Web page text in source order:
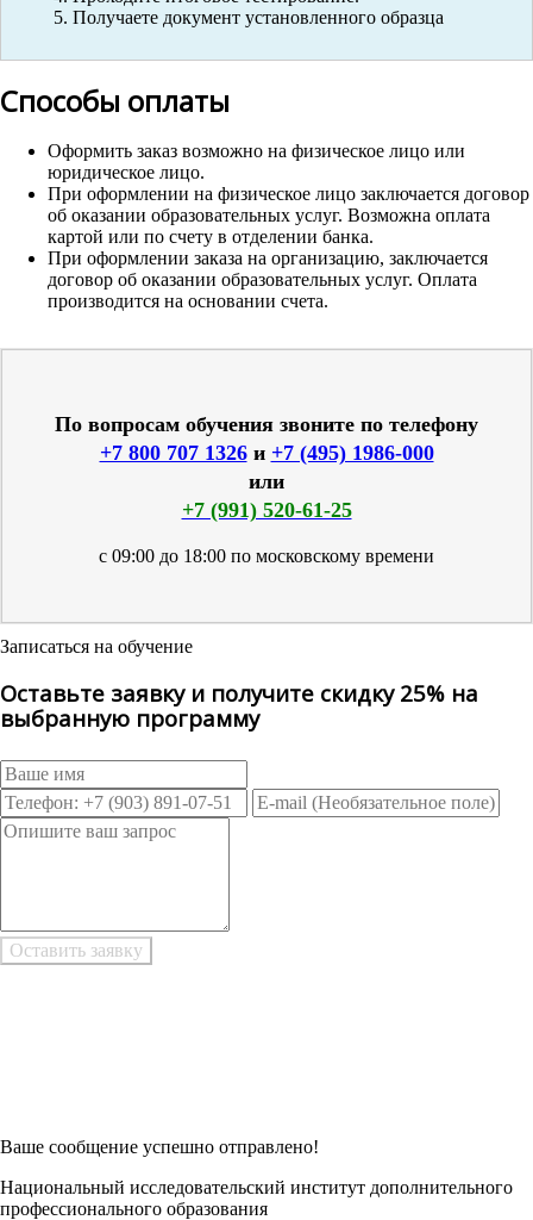
Получаете документ установленного образца
Способы оплаты
Оформить заказ возможно на физическое лицо или
юридическое лицо.
При оформлении на физическое лицо заключается договор
об оказании образовательных услуг. Возможна оплата
картой или по счету в отделении банка.
При оформлении заказа на организацию, заключается
договор об оказании образовательных услуг. Оплата
производится на основании счета.
По вопросам обучения звоните по телефону
+7 800 707 1326и +7 (495) 1986-000
или
+7 (991) 520-61-25
с 09:00 до 18:00 по московскому времени
Записаться на обучение
Оставьте заявку и получите скидку 25% на
выбранную программу
Ваше сообщение успешно отправлено!
Национальный исследовательский институт дополнительного
профессионального образования